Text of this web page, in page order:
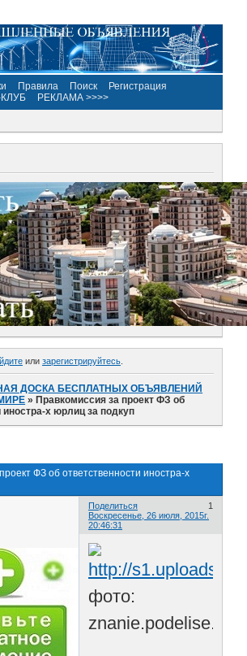
Правила Поиск
Регистрация
РЕКЛАМА >>>>
или зарегистрируйтесь
ДОСКА БЕСПЛАТНЫХ ОБЪЯВЛЕНИЙ
»Правкомиссия за проект ФЗ об
иностра-х юрлиц за подкуп
ФЗ об ответственности иностра-х
Поделиться
1
Воскресенье, 26 июля, 2015г.
20:46:31
фото:
znanie.podelise.ru